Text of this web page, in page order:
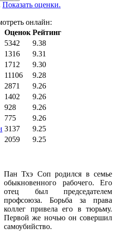
Показать оценки.
онлайн:
Оценок Рейтинг
5342
9.38
1316
9.31
1712
9.30
11106
9.28
2871
9.26
1402
9.26
928
9.26
775
9.26
3137
9.25
2059
9.25
Пан Тхэ Соп родился в семье
обыкновенного рабочего. Его
отец был председателем
профсоюза. Борьба за права
коллег привела его в тюрьму.
Первой же ночью он совершил
самоубийство.